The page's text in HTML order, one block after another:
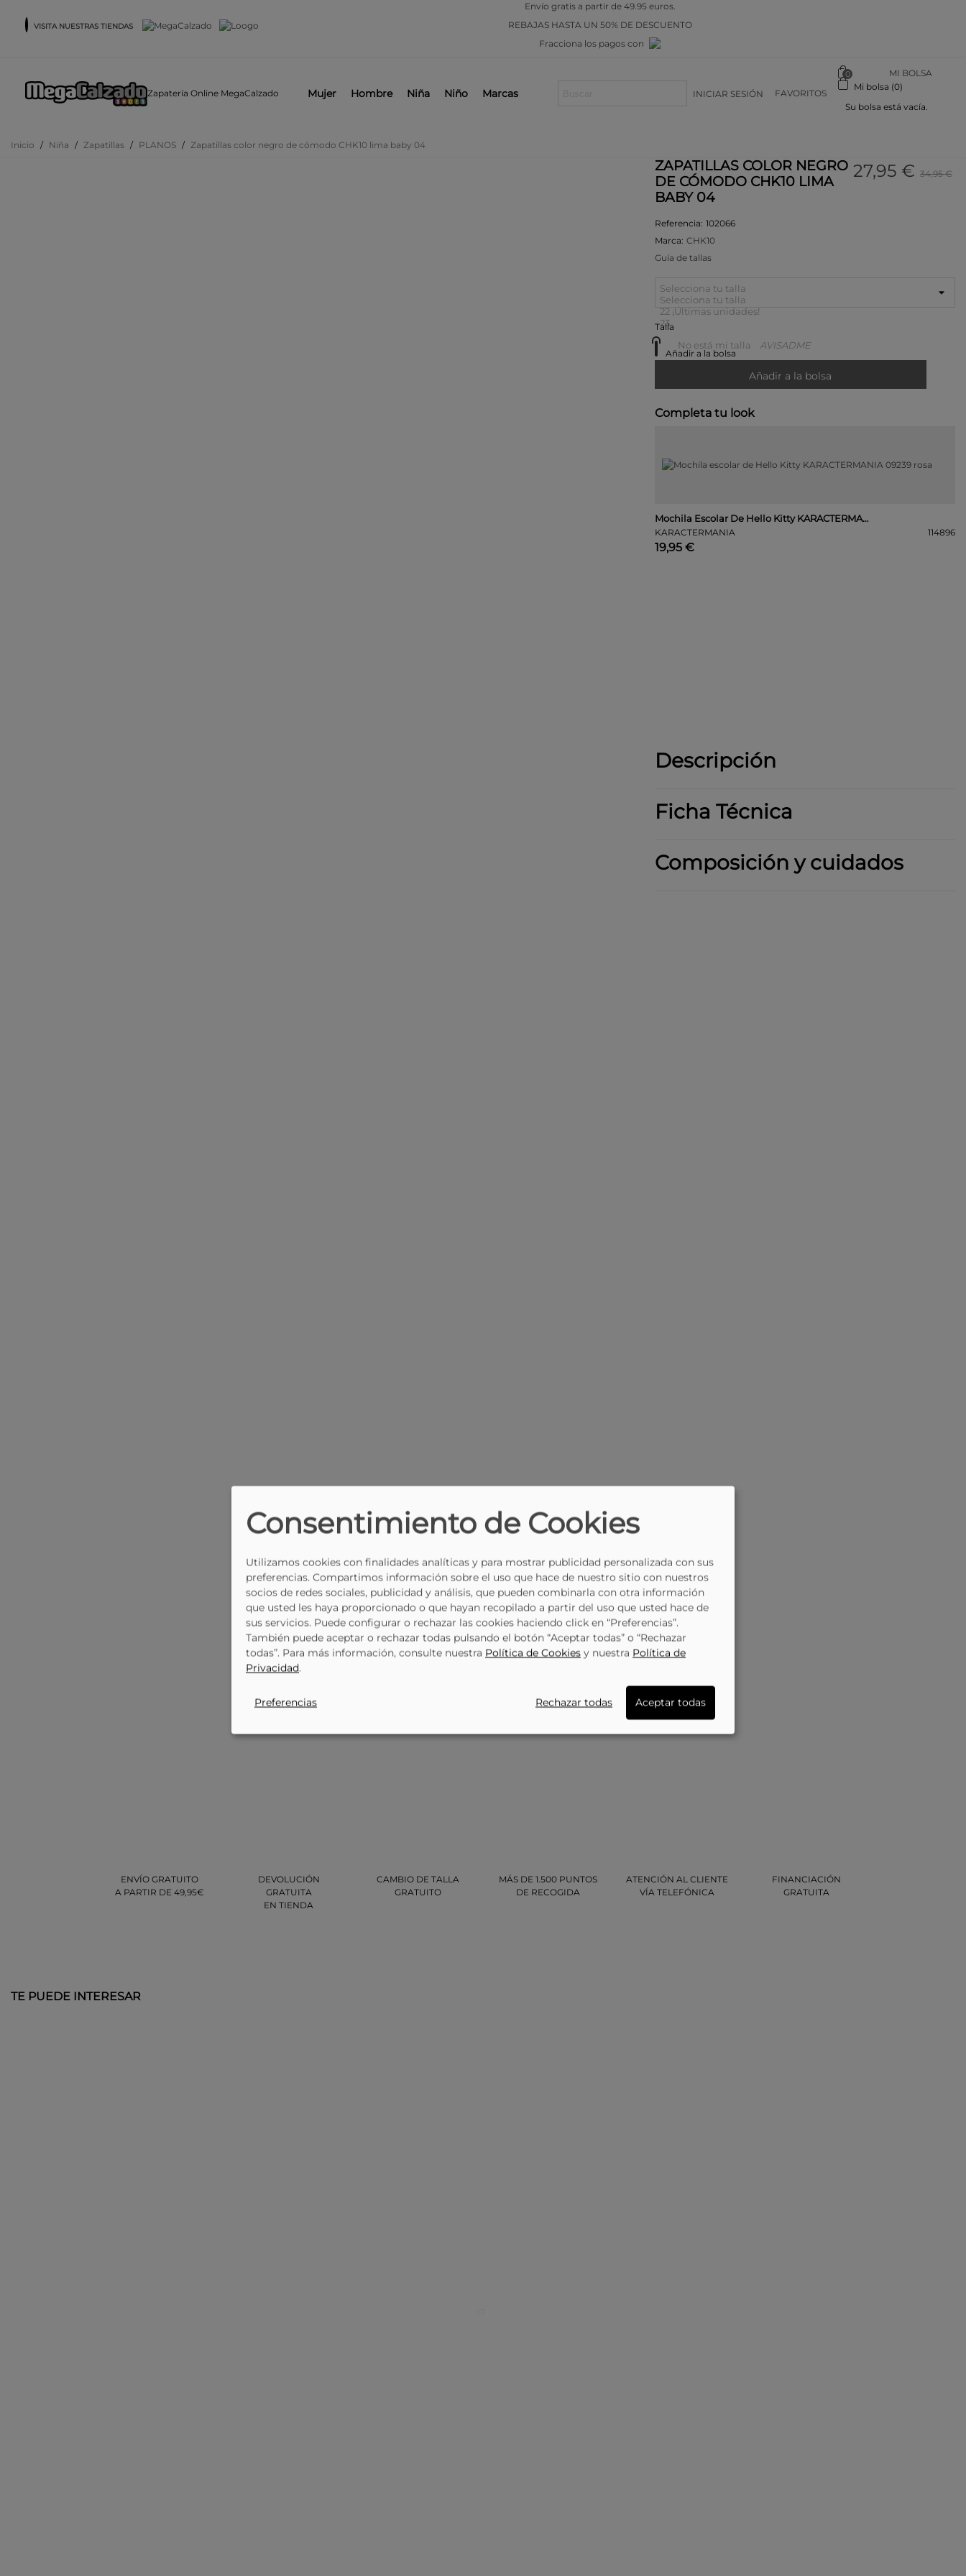
VISITA NUESTRAS TIENDAS
Envío gratis a partir de 49.95 euros.
REBAJAS HASTA UN 50% DE DESCUENTO
Fracciona los pagos con
Zapatería Online MegaCalzado Mujer Hombre Niña Niño Marcas INICIAR SESIÓN FAVORITOS
0
MI BOLSA
Mi bolsa (0)
Su bolsa está vacía.
Inicio / Niña / Zapatillas / PLANOS / Zapatillas color negro de cómodo CHK10 lima baby 04
ZAPATILLAS COLOR NEGRO
DE CÓMODO CHK10 LIMA
BABY 04
Referencia: 102066
Marca: CHK10
27,95 € 34,95 €
Guía de tallas
Selecciona tu talla
Selecciona tu talla
22 ¡Últimas unidades!
23
No está mi talla
AVISADME
Talla
Añadir a la bolsa
Añadir a la bolsa
Completa tu look
Mochila Escolar De Hello Kitty KARACTERMANIA 09239 Rosa
KARACTERMANIA 114896
19,95 €
Descripción
Ficha Técnica
Composición y cuidados
ENVÍO GRATUITO
A PARTIR DE 49,95€
DEVOLUCIÓN
GRATUITA
EN TIENDA
CAMBIO DE TALLA
GRATUITO
MÁS DE 1.500 PUNTOS
DE RECOGIDA
ATENCIÓN AL CLIENTE
VÍA TELEFÓNICA
FINANCIACIÓN
GRATUITA
TE PUEDE INTERESAR
Consentimiento de Cookies
Utilizamos cookies con finalidades analíticas y para mostrar publicidad personalizada con sus
preferencias. Compartimos información sobre el uso que hace de nuestro sitio con nuestros
socios de redes sociales, publicidad y análisis, que pueden combinarla con otra información
que usted les haya proporcionado o que hayan recopilado a partir del uso que usted hace de
sus servicios. Puede configurar o rechazar las cookies haciendo click en “Preferencias”.
También puede aceptar o rechazar todas pulsando el botón “Aceptar todas” o “Rechazar
todas”. Para más información, consulte nuestra Política de Cookies y nuestra Política de
Privacidad.
Preferencias Rechazar todas Aceptar todas